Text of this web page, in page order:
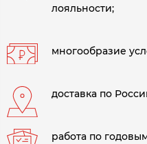
лояльности;
многообразие
доставка по
работа по